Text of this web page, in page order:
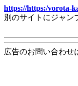
https://https:/vorota-
別のサイトにジャン
広告のお問い合わせ